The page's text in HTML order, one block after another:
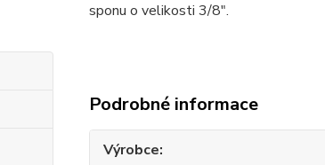
sponu o velikosti 3/8".
Podrobné informace
Výrobce